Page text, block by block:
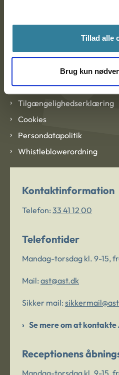
Tillad alle
Brug kun
Om Ankestyrelsen
Blanketter og
Tilgængelighedserklæring
Cookies
Persondatapolitik
Whistleblowerordning
Kontaktinformation
Telefon: 33 41 12 00
Telefontider
Mandag-torsdag kl. 9-15,
Mail: ast@ast.dk
Sikker mail:
Se mere om at
Receptionens